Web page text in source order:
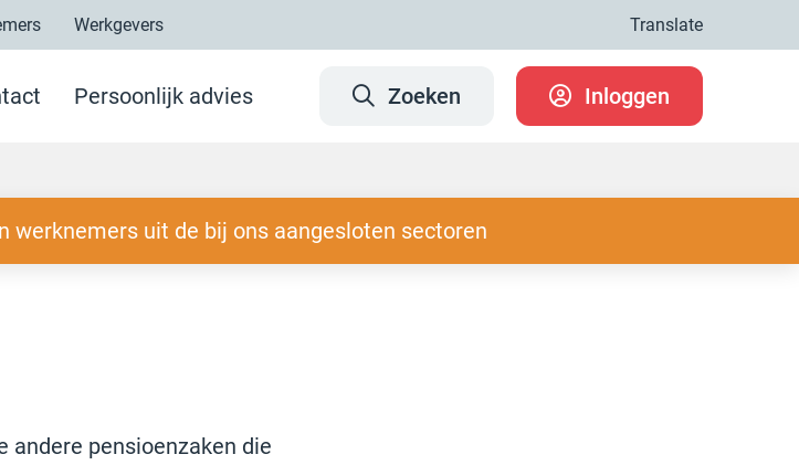
Werkgevers Translate
Persoonlijk advies Zoeken Inloggen
werknemers uit de bij ons aangesloten sectoren
andere pensioenzaken die